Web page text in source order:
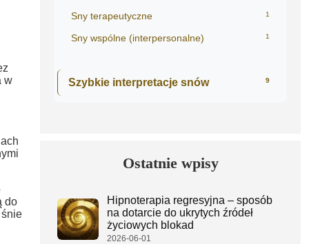
w
do
Sny terapeutyczne 1
Sny wspólne (interpersonalne) 1
Szybkie interpretacje snów 9
Ostatnie wpisy
Hipnoterapia regresyjna – sposób
na dotarcie do ukrytych źródeł
życiowych blokad
2026-06-01